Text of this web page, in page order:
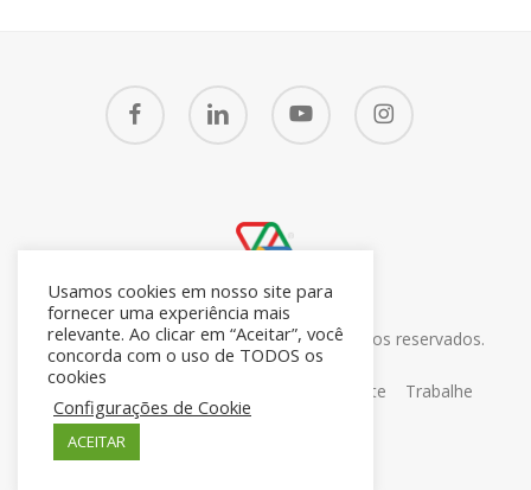
facebook linkedin youtube instagram
© 2026 CRM7 Zoho Brasil. Todos os direitos reservados.
26.371.672/0001-05
Sobre
Portal do Cliente
Trabalhe
Conosco
Usamos cookies em nosso site para
fornecer uma experiência mais
relevante. Ao clicar em “Aceitar”, você
concorda com o uso de TODOS os
cookies
Configurações de Cookie
ACEITAR